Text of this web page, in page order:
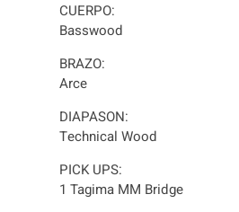
O
R
E
G
R
O
a
n
CUERPO:
Basswood
BRAZO:
Arce
DIAPASON:
Technical Wood
PICK UPS:
1 Tagima MM Bridge